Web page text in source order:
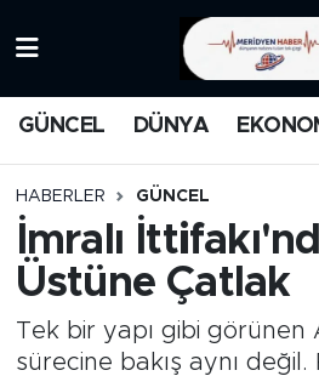
GÜNCEL DÜNYA
HABERLER GÜNCEL
İmralı
Üstüne Çatlak
Tek bir yapı gibi görünen
sürecine bakış aynı
MANŞET
MEDYA
FİNANS
İstanbul Namaz Vakitleri
Trafik Durumu
Süper Lig Puan Durumu